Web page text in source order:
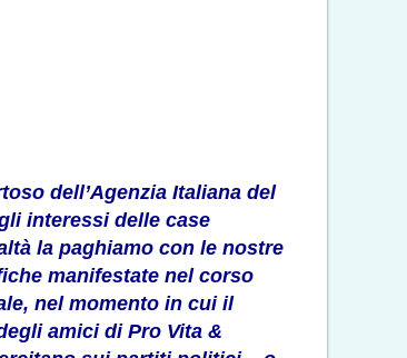
dell’Agenzia Italiana del
interessi delle case
la paghiamo con le nostre
manifestate nel corso
nel momento in cui il
amici di Pro Vita &